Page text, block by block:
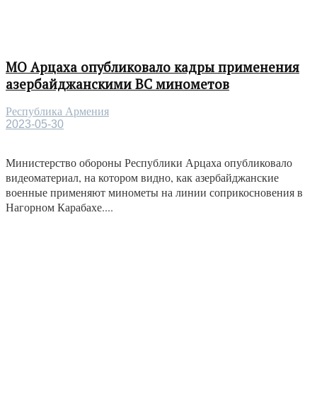
МО Арцаха опубликовало кадры применения
азербайджанскими ВС минометов
Республика Армения
2023-05-30
Министерство обороны Республики Арцаха опубликовало
видеоматериал, на котором видно, как азербайджанские
военные применяют минометы на линии соприкосновения в
Нагорном Карабахе....